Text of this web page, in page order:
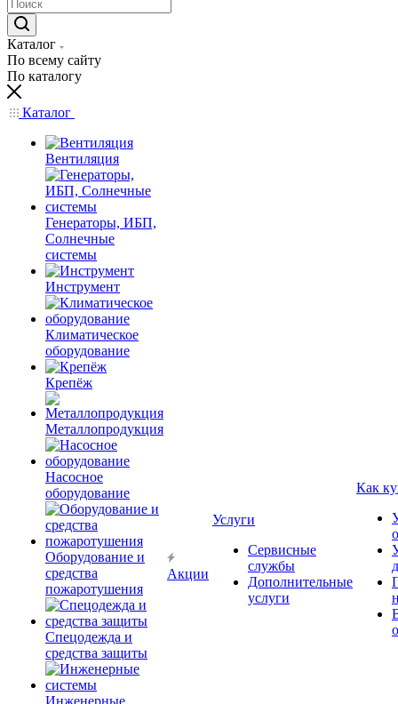
Каталог
По всему сайту
По каталогу
Каталог
Вентиляция
Генераторы, ИБП,
Солнечные
системы
Инструмент
Климатическое
оборудование
Крепёж
Металлопродукция
Насосное
оборудование
Оборудование и
средства
пожаротушения
Спецодежда и
средства защиты
Инженерные
Акции
Услуги
Сервисные
службы
Дополнительные
услуги
Как